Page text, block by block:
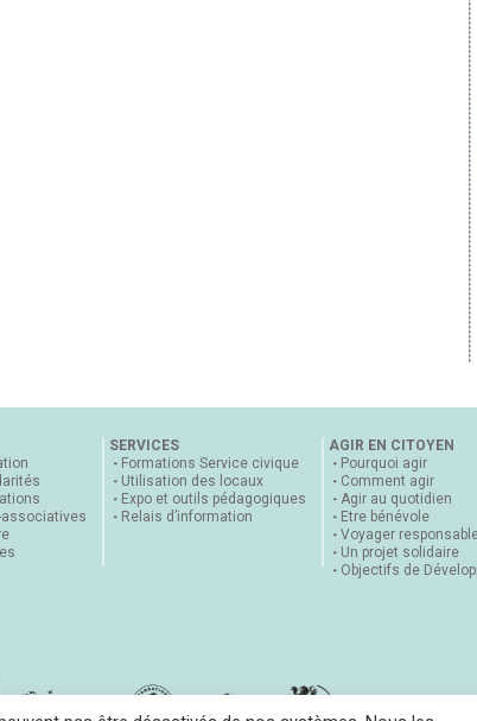
SERVICES
Formations Service civique
Utilisation des locaux
Expo et outils pédagogiques
Relais d’information
AGIR EN CITOYEN
Pourquoi agir
Comment agir
Agir au quotidien
Etre bénévole
Voyager
Un projet solidaire
Objectifs de